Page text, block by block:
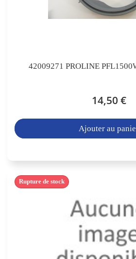
42009271 PROLINE
14,50 €
Ajouter au
Rupture de stock